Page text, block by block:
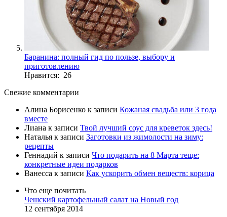
Баранина: полный гид по пользе, выбору и
приготовлению
Нравится: 26
Свежие комментарии
Алина Борисенко к записи Кожаная свадьба или 3 года
вместе
Лиана к записи Твой лучший соус для креветок здесь!
Наталья к записи Заготовки из жимолости на зиму:
рецепты
Геннадий к записи Что подарить на 8 Марта теще:
конкретные идеи подарков
Ванесса к записи Как ускорить обмен веществ: корица
Что еще почитать
Чешский картофельный салат на Новый год
12 сентября 2014